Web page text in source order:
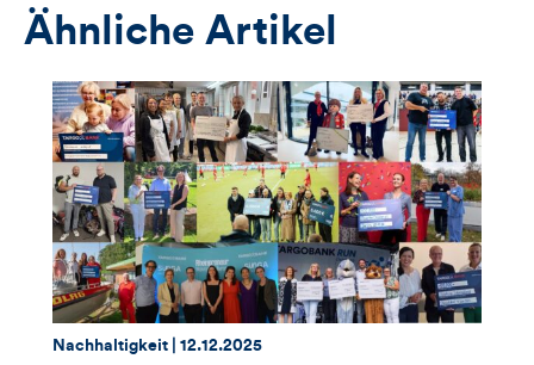
Ähnliche Artikel
Thema:
Nachhaltigkeit | Datum:
12.12.2025